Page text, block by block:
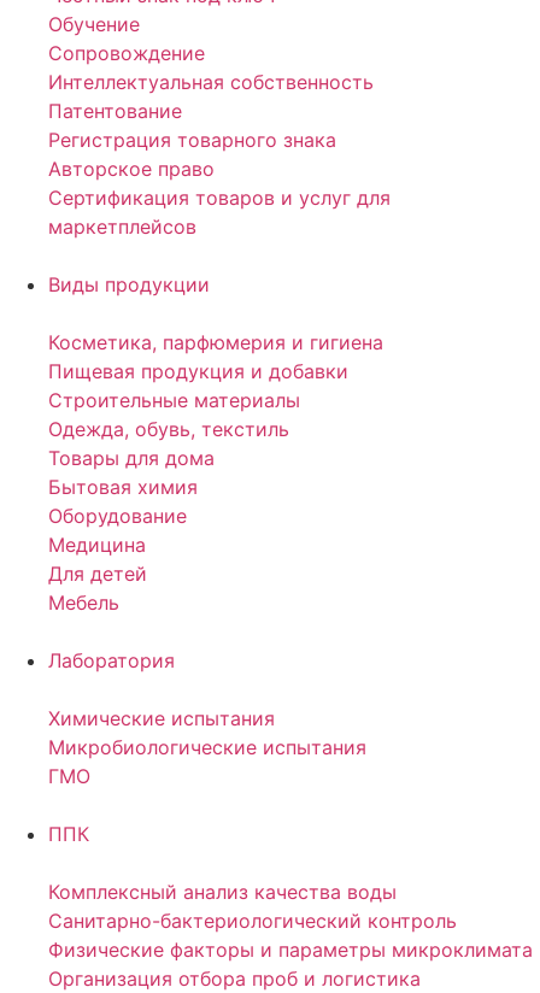
Обучение
Сопровождение
Интеллектуальная собственность
Патентование
Регистрация товарного знака
Авторское право
Сертификация товаров и услуг для
маркетплейсов
Виды продукции
Косметика, парфюмерия и гигиена
Пищевая продукция и добавки
Строительные материалы
Одежда, обувь, текстиль
Товары для дома
Бытовая химия
Оборудование
Медицина
Для детей
Мебель
Лаборатория
Химические испытания
Микробиологические испытания
ГМО
ППК
Комплексный анализ качества воды
Санитарно-бактериологический контроль
Физические факторы и параметры микроклимата
Организация отбора проб и логистика